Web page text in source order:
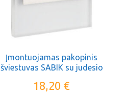
Įmontuojamas pakopinis
šviestuvas SABIK su judesio
18,20 €